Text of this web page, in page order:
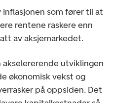
inflasjonen som fører til at
rentene raskere enn
av aksjemarkedet.
akselererende utviklingen
økonomisk vekst og
på oppsiden. Det